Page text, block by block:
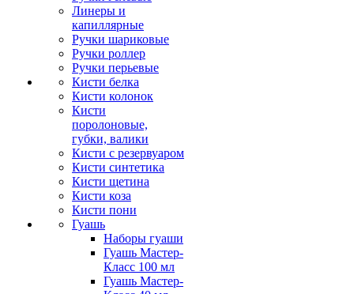
Линеры и
капиллярные
Ручки шариковые
Ручки роллер
Ручки перьевые
Кисти белка
Кисти колонок
Кисти
поролоновые,
губки, валики
Кисти с резервуаром
Кисти синтетика
Кисти щетина
Кисти коза
Кисти пони
Гуашь
Наборы гуаши
Гуашь Мастер-
Класс 100 мл
Гуашь Мастер-